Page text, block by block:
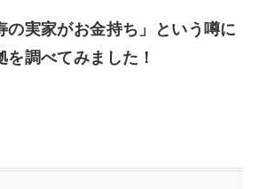
の実家がお金持ち」という噂に
調べてみました！